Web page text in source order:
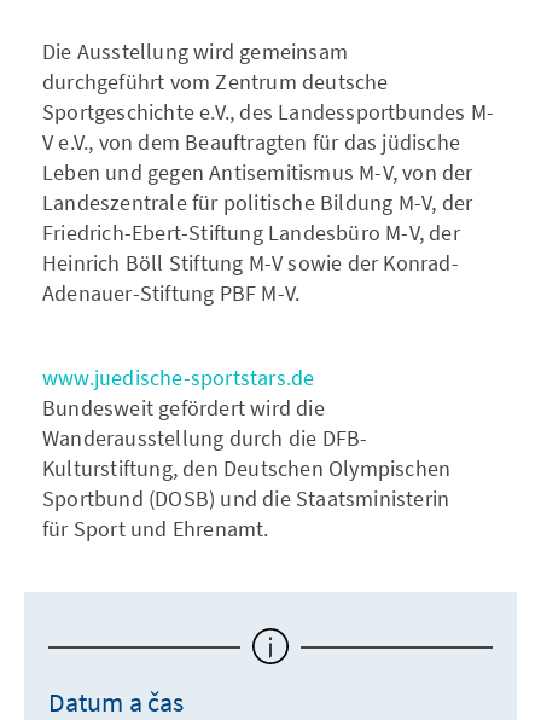
Die Ausstellung wird gemeinsam
durchgeführt vom Zentrum deutsche
Sportgeschichte e.V., des Landessportbundes M-
V e.V., von dem Beauftragten für das jüdische
Leben und gegen Antisemitismus M-V, von der
Landeszentrale für politische Bildung M-V, der
Friedrich-Ebert-Stiftung Landesbüro M-V, der
Heinrich Böll Stiftung M-V sowie der Konrad-
Adenauer-Stiftung PBF M-V.
www.juedische-sportstars.de
Bundesweit gefördert wird die
Wanderausstellung durch die DFB-
Kulturstiftung, den Deutschen Olympischen
Sportbund (DOSB) und die Staatsministerin
für Sport und Ehrenamt.
Datum a čas